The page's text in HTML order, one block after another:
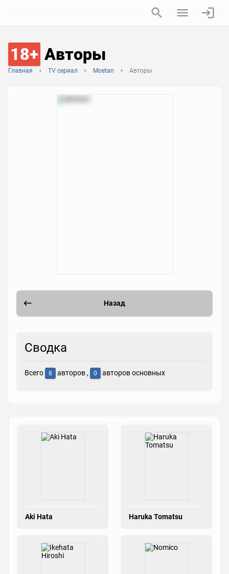
18+ Авторы
Главная TV сериал Moetan Авторы
Назад
Сводка
Всего 8 авторов , 0 авторов основных
Aki Hata Haruka Tomatsu